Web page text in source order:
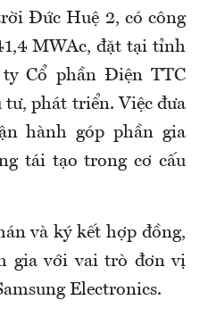
Đức Huệ 2, có công
MWAc, đặt tại tỉnh
Cổ phần Điện TTC
phát triển. Việc đưa
hành góp phần gia
tái tạo trong cơ cấu
và ký kết hợp đồng,
gia với vai trò đơn vị
Electronics.